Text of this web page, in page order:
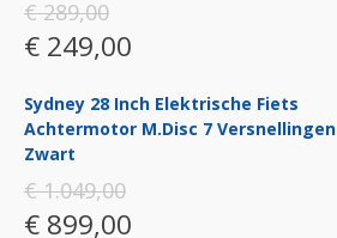
€ 289,00
€ 249,00
Sydney 28 Inch Elektrische Fiets
Achtermotor M.disc 7 Versnellingen
Zwart
€ 1.049,00
€ 899,00